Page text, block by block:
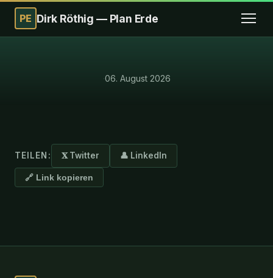
PE Dirk Röthig — Plan Erde
·06. August 2026
TEILEN: 𝐗 Twitter 👤 LinkedIn
🔗 Link kopieren